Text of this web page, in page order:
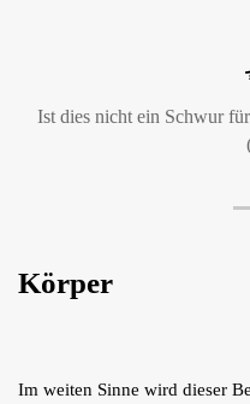
Ist dies nicht ein Schwur
Körper
Im weiten Sinne wird dieser